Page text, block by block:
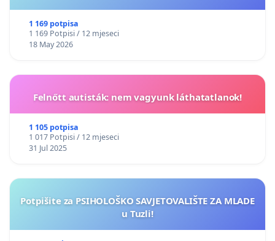
1 169 potpisa
1 169 Potpisi / 12 mjeseci
18 May 2026
Felnőtt autisták: nem vagyunk láthatatlanok!
1 105 potpisa
1 017 Potpisi / 12 mjeseci
31 Jul 2025
Potpišite za PSIHOLOŠKO SAVJETOVALIŠTE ZA MLADE
u Tuzli!